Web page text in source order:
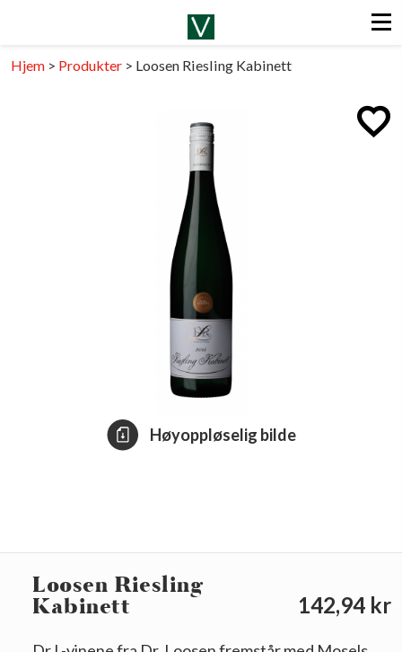
Hjem > Produkter > Loosen Riesling Kabinett
Høyoppløselig bilde
Loosen Riesling
Kabinett 142,94 kr